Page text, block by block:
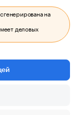
на
деловых